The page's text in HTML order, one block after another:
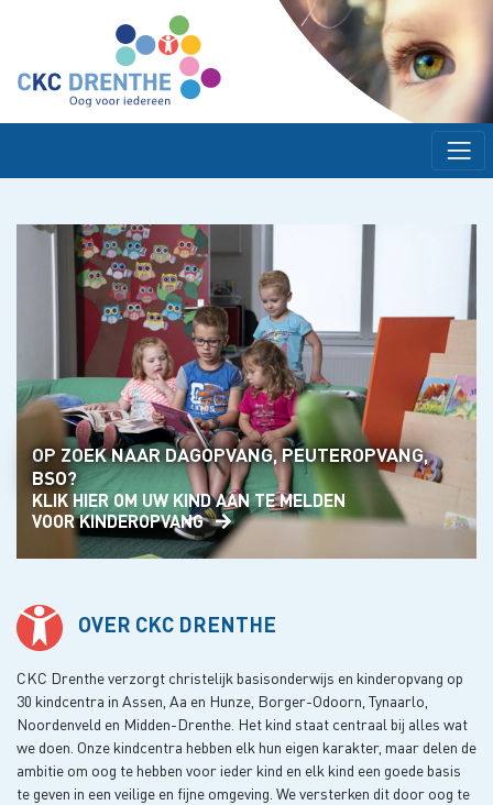
OP ZOEK NAAR DAGOPVANG, PEUTEROPVANG,
BSO?
KLIK HIER OM UW KIND AAN TE MELDEN
VOOR KINDEROPVANG
OVER CKC DRENTHE
CKC Drenthe verzorgt christelijk basisonderwijs en kinderopvang op
30 kindcentra in Assen, Aa en Hunze, Borger-Odoorn, Tynaarlo,
Noordenveld en Midden-Drenthe. Het kind staat centraal bij alles wat
we doen. Onze kindcentra hebben elk hun eigen karakter, maar delen de
ambitie om oog te hebben voor ieder kind en elk kind een goede basis
te geven in een veilige en fijne omgeving. We versterken dit door oog te